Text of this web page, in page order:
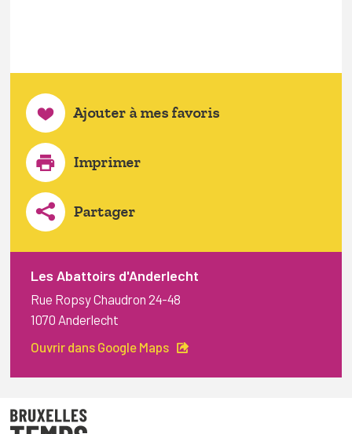
Ajouter à mes favoris
Imprimer
Partager
Les Abattoirs d'Anderlecht
Rue Ropsy Chaudron 24-48
1070 Anderlecht
Ouvrir dans Google Maps